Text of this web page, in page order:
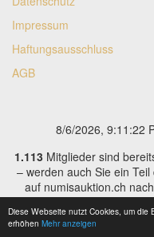
Diese Webseite nutzt Cookies, um die
erhöhen Mehr anzeigen
Impressum
Haftungsausschluss
AGB
8/6/2026, 9:11:23
1.113 Mitglieder sind
– werden auch Sie ein Teil
auf numisauktion.ch
gesucht – vielleicht ist
35Nutzer sind gerade auf
Ihre Chance auf ein